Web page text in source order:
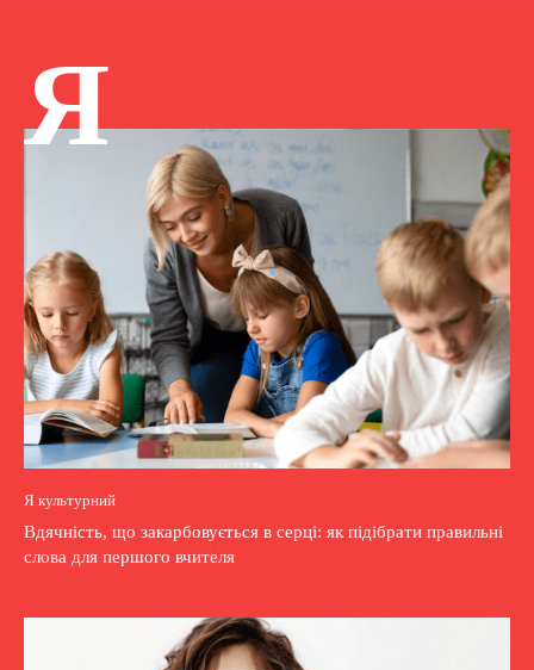
Я
Я культурний
Вдячність, що закарбовується в серці: як підібрати правильні
слова для першого вчителя